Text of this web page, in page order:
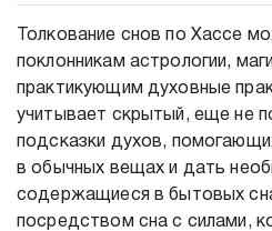
Толкование снов по Хассе
поклонникам астрологии,
практикующим духовные
учитывает скрытый, еще не
подсказки духов,
в обычных вещах и дать
содержащиеся в бытовых
посредством сна с силами,